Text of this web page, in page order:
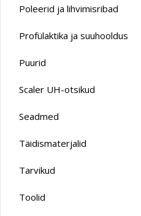
Poleerid ja lihvimisribad
Profülaktika ja suuhooldus
Puurid
Scaler UH-otsikud
Seadmed
Täidismaterjalid
Tarvikud
Toolid